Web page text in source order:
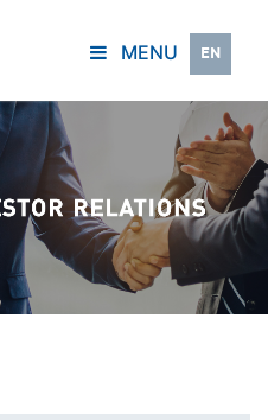
MENU EN